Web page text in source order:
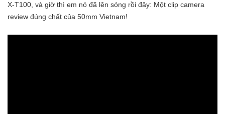
X-T100, và giờ thì em nó đã lên sóng rồi đây: Một clip camera
review đúng chất của 50mm Vietnam!